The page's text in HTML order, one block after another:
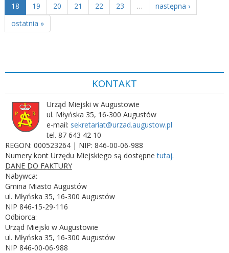
18
19 20 21 22 23 …
następna ›
ostatnia »
KONTAKT
Urząd Miejski w Augustowie
ul. Młyńska 35, 16-300 Augustów
e-mail: sekretariat@urzad.augustow.pl
tel. 87 643 42 10
REGON: 000523264 | NIP: 846-00-06-988
Numery kont Urzędu Miejskiego są dostępnetutaj.
DANE DO FAKTURY
Nabywca:
Gmina Miasto Augustów
ul. Młyńska 35, 16-300 Augustów
NIP 846-15-29-116
Odbiorca:
Urząd Miejski w Augustowie
ul. Młyńska 35, 16-300 Augustów
NIP 846-00-06-988